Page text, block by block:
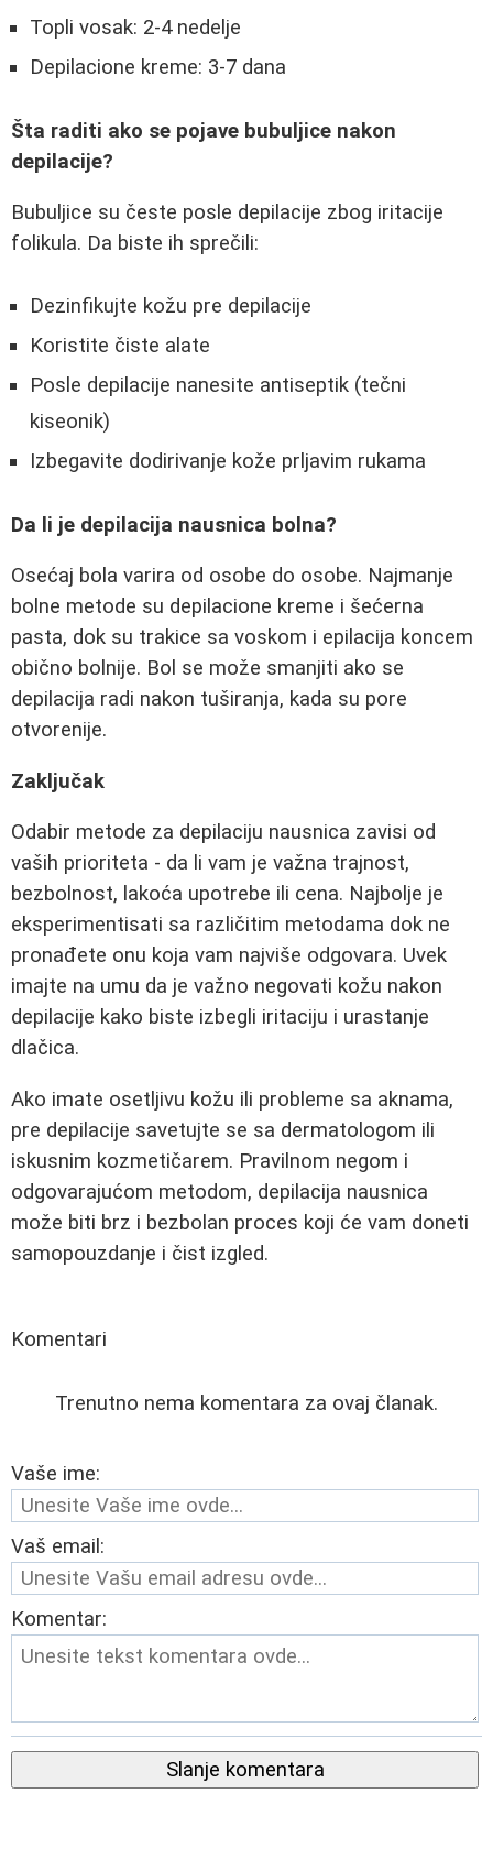
Topli vosak: 2-4 nedelje
Depilacione kreme: 3-7 dana
Šta raditi ako se pojave bubuljice nakon
depilacije?
Bubuljice su česte posle depilacije zbog iritacije
folikula. Da biste ih sprečili:
Dezinfikujte kožu pre depilacije
Koristite čiste alate
Posle depilacije nanesite antiseptik (tečni
kiseonik)
Izbegavite dodirivanje kože prljavim rukama
Da li je depilacija nausnica bolna?
Osećaj bola varira od osobe do osobe. Najmanje
bolne metode su depilacione kreme i šećerna
pasta, dok su trakice sa voskom i epilacija koncem
obično bolnije. Bol se može smanjiti ako se
depilacija radi nakon tuširanja, kada su pore
otvorenije.
Zaključak
Odabir metode za depilaciju nausnica zavisi od
vaših prioriteta - da li vam je važna trajnost,
bezbolnost, lakoća upotrebe ili cena. Najbolje je
eksperimentisati sa različitim metodama dok ne
pronađete onu koja vam najviše odgovara. Uvek
imajte na umu da je važno negovati kožu nakon
depilacije kako biste izbegli iritaciju i urastanje
dlačica.
Ako imate osetljivu kožu ili probleme sa aknama,
pre depilacije savetujte se sa dermatologom ili
iskusnim kozmetičarem. Pravilnom negom i
odgovarajućom metodom, depilacija nausnica
može biti brz i bezbolan proces koji će vam doneti
samopouzdanje i čist izgled.
Komentari
Trenutno nema komentara za ovaj članak.
Vaše ime:
Vaš email:
Komentar:
Slanje komentara